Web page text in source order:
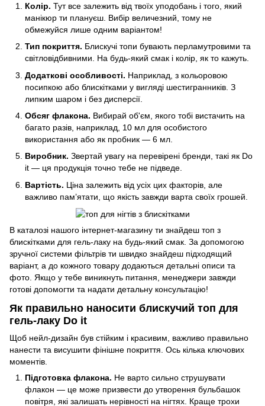
Колір. Тут все залежить від твоїх уподобань і того, який
манікюр ти плануєш. Вибір величезний, тому не
обмежуйся лише одним варіантом!
Тип покриття. Блискучі топи бувають перламутровими та
світловідбивними. На будь-який смак і колір, як то кажуть.
Додаткові особливості. Наприклад, з кольоровою
посипкою або блискітками у вигляді шестигранників. З
липким шаром і без дисперсії.
Обсяг флакона. Вибирай об'єм, якого тобі вистачить на
багато разів, наприклад, 10 мл для особистого
використання або як пробник — 6 мл.
Виробник. Звертай увагу на перевірені бренди, такі як Do
it — ця продукція точно тебе не підведе.
Вартість. Ціна залежить від усіх цих факторів, але
важливо пам’ятати, що якість завжди варта своїх грошей.
В каталозі нашого інтернет-магазину ти знайдеш топ з
блискітками для гель-лаку на будь-який смак. За допомогою
зручної системи фільтрів ти швидко знайдеш підходящий
варіант, а до кожного товару додаються детальні описи та
фото. Якщо у тебе виникнуть питання, менеджери завжди
готові допомогти та надати детальну консультацію!
Як правильно наносити блискучий топ для
гель-лаку Do it
Щоб нейл-дизайн був стійким і красивим, важливо правильно
нанести та висушити фінішне покриття. Ось кілька ключових
моментів.
Підготовка флакона. Не варто сильно струшувати
флакон — це може призвести до утворення бульбашок
повітря, які залишать нерівності на нігтях. Краще трохи